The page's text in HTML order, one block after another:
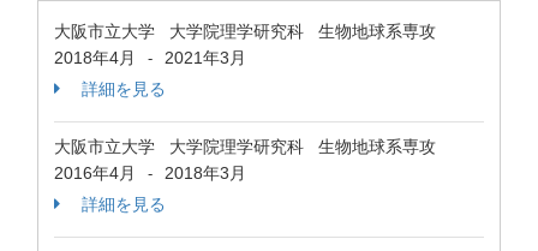
大阪市立大学 大学院理学研究科 生物地球系専攻
2018年4月
-
2021年3月
詳細を見る
大阪市立大学 大学院理学研究科 生物地球系専攻
2016年4月
-
2018年3月
詳細を見る